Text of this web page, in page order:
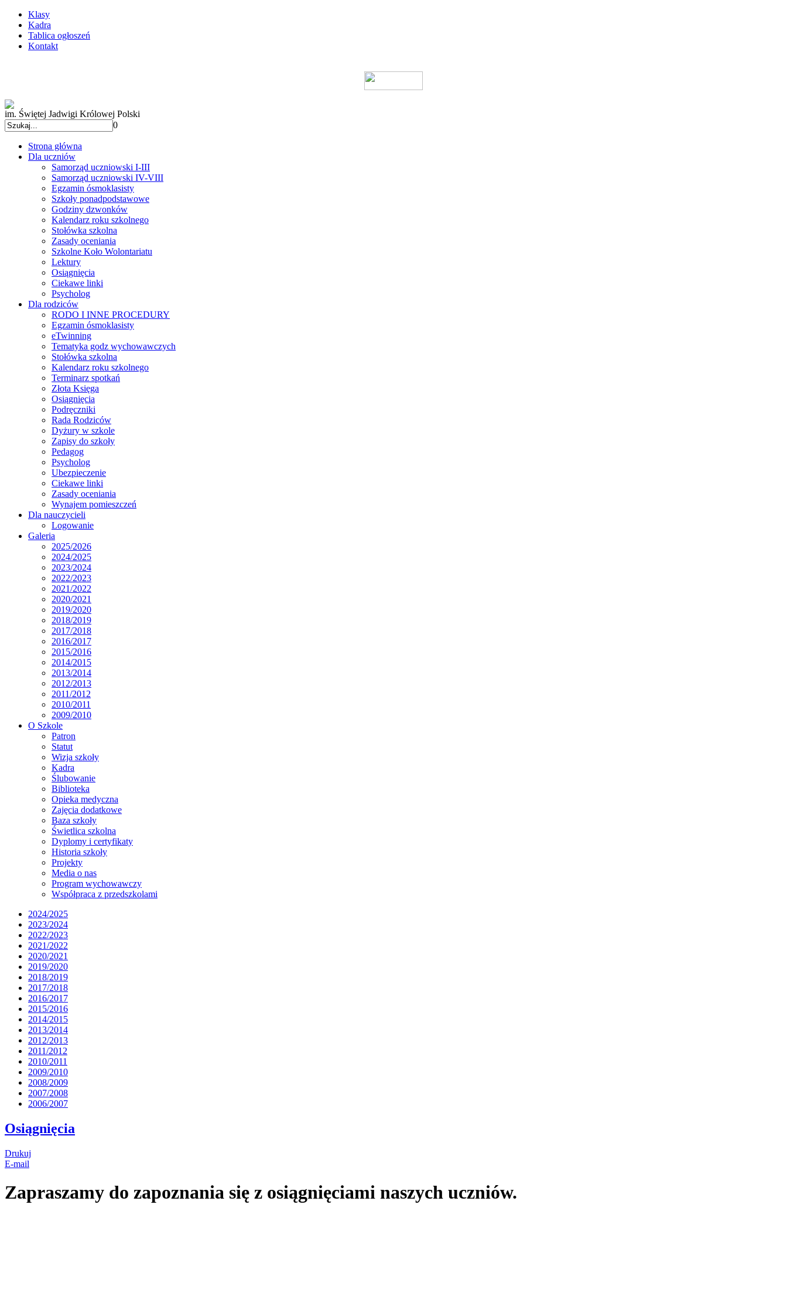
Klasy
Kadra
Tablica ogłoszeń
Kontakt
im. Świętej Jadwigi Królowej Polski
0
Strona główna
Dla uczniów
Samorząd uczniowski I-III
Samorząd uczniowski IV-VIII
Egzamin ósmoklasisty
Szkoły ponadpodstawowe
Godziny dzwonków
Kalendarz roku szkolnego
Stołówka szkolna
Zasady oceniania
Szkolne Koło Wolontariatu
Lektury
Osiągnięcia
Ciekawe linki
Psycholog
Dla rodziców
RODO I INNE PROCEDURY
Egzamin ósmoklasisty
eTwinning
Tematyka godz wychowawczych
Stołówka szkolna
Kalendarz roku szkolnego
Terminarz spotkań
Złota Księga
Osiągnięcia
Podręczniki
Rada Rodziców
Dyżury w szkole
Zapisy do szkoły
Pedagog
Psycholog
Ubezpieczenie
Ciekawe linki
Zasady oceniania
Wynajem pomieszczeń
Dla nauczycieli
Logowanie
Galeria
2025/2026
2024/2025
2023/2024
2022/2023
2021/2022
2020/2021
2019/2020
2018/2019
2017/2018
2016/2017
2015/2016
2014/2015
2013/2014
2012/2013
2011/2012
2010/2011
2009/2010
O Szkole
Patron
Statut
Wizja szkoły
Kadra
Ślubowanie
Biblioteka
Opieka medyczna
Zajęcia dodatkowe
Baza szkoły
Świetlica szkolna
Dyplomy i certyfikaty
Historia szkoły
Projekty
Media o nas
Program wychowawczy
Współpraca z przedszkolami
2024/2025
2023/2024
2022/2023
2021/2022
2020/2021
2019/2020
2018/2019
2017/2018
2016/2017
2015/2016
2014/2015
2013/2014
2012/2013
2011/2012
2010/2011
2009/2010
2008/2009
2007/2008
2006/2007
Osiągnięcia
Drukuj
E-mail
Zapraszamy do zapoznania się z osiągnięciami naszych uczniów.